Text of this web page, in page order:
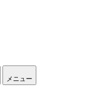
メニュー